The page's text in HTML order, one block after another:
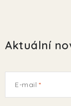
Aktuální
E-mail